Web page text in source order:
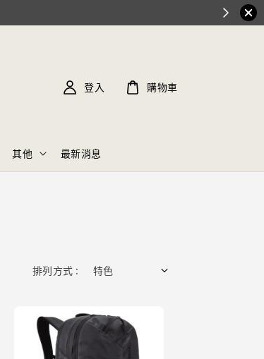
其他 最新消息
登入 購物車
排列方式 :